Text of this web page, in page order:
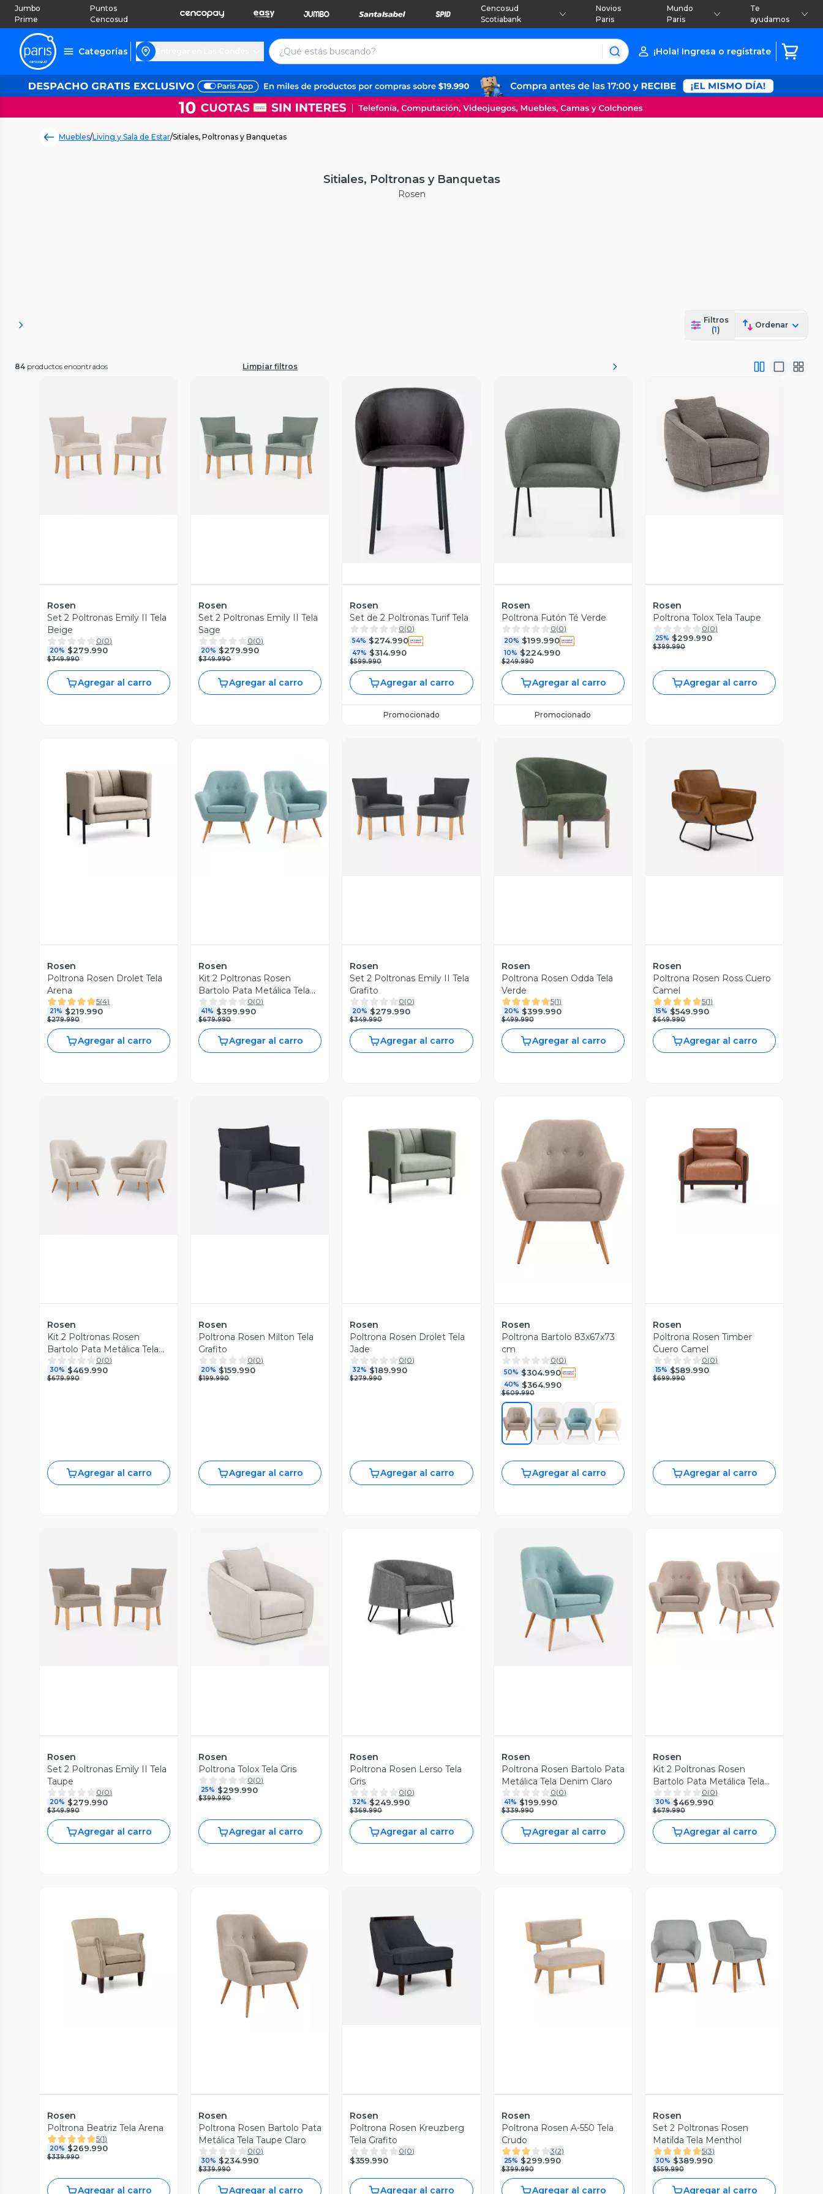
Jumbo
Prime
Puntos
Cencosud
Cencosud
Scotiabank
Novios
Paris
Mundo
Paris
Te
ayudamos
Categorías ¡Hola! Ingresa o regístrate
Muebles/Living y Sala de Estar/Sitiales, Poltronas y Banquetas
Sitiales, Poltronas y Banquetas
Rosen
Filtros
(1)
Ordenar
84 productos encontrados Limpiar filtros
Vista Previa
Rosen
Set 2 Poltronas Emily II Tela
Beige
0(0)
20% $279.990
$349.990
Agregar al carro
Vista Previa
Rosen
Set 2 Poltronas Emily II Tela
Sage
0(0)
20% $279.990
$349.990
Agregar al carro
Vista Previa
Rosen
Set de 2 Poltronas Turif Tela
0(0)
54% $274.990
47% $314.990
$599.990
Agregar al carro
Promocionado
Rosen
Poltrona Futón Té Verde
0(0)
20% $199.990
10% $224.990
$249.990
Agregar al carro
Promocionado
Vista Previa
Rosen
Poltrona Tolox Tela Taupe
0(0)
25% $299.990
$399.990
Agregar al carro
Vista Previa
Rosen
Poltrona Rosen Drolet Tela
Arena
5(4)
21% $219.990
$279.990
Agregar al carro
Vista Previa
Rosen
Kit 2 Poltronas Rosen
Bartolo Pata Metálica Tela
Denim
0(0)
41% $399.990
$679.990
Agregar al carro
Vista Previa
Rosen
Set 2 Poltronas Emily II Tela
Grafito
0(0)
20% $279.990
$349.990
Agregar al carro
Vista Previa
Rosen
Poltrona Rosen Odda Tela
Verde
5(1)
20% $399.990
$499.990
Agregar al carro
Vista Previa
Rosen
Poltrona Rosen Ross Cuero
Camel
5(1)
15% $549.990
$649.990
Agregar al carro
Vista Previa
Rosen
Kit 2 Poltronas Rosen
Bartolo Pata Metálica Tela
Marfil
0(0)
30% $469.990
$679.990
Agregar al carro
Rosen
Poltrona Rosen Milton Tela
Grafito
0(0)
20% $159.990
$199.990
Agregar al carro
Vista Previa
Rosen
Poltrona Rosen Drolet Tela
Jade
0(0)
32% $189.990
$279.990
Agregar al carro
Vista Previa
Rosen
Poltrona Bartolo 83x67x73
cm
0(0)
50% $304.990
40% $364.990
$609.990
Agregar al carro
Vista Previa
Rosen
Poltrona Rosen Timber
Cuero Camel
0(0)
15% $589.990
$699.990
Agregar al carro
Vista Previa
Rosen
Set 2 Poltronas Emily II Tela
Taupe
0(0)
20% $279.990
$349.990
Agregar al carro
Vista Previa
Rosen
Poltrona Tolox Tela Gris
0(0)
25% $299.990
$399.990
Agregar al carro
Vista Previa
Rosen
Poltrona Rosen Lerso Tela
Gris
0(0)
32% $249.990
$369.990
Agregar al carro
Vista Previa
Rosen
Poltrona Rosen Bartolo Pata
Metálica Tela Denim Claro
0(0)
41% $199.990
$339.990
Agregar al carro
Vista Previa
Rosen
Kit 2 Poltronas Rosen
Bartolo Pata Metálica Tela
Taupe Claro0(0)
30% $469.990
$679.990
Agregar al carro
Vista Previa
Rosen
Poltrona Beatriz Tela Arena
5(1)
20% $269.990
$339.990
Agregar al carro
Vista Previa
Rosen
Poltrona Rosen Bartolo Pata
Metálica Tela Taupe Claro
0(0)
30% $234.990
$339.990
Agregar al carro
Vista Previa
Rosen
Poltrona Rosen Kreuzberg
Tela Grafito
0(0)
$359.990
Agregar al carro
Vista Previa
Rosen
Poltrona Rosen A-550 Tela
Crudo
3(2)
25% $299.990
$399.990
Agregar al carro
Vista Previa
Rosen
Set 2 Poltronas Rosen
Matilda Tela Menthol
5(3)
30% $389.990
$559.990
Agregar al carro